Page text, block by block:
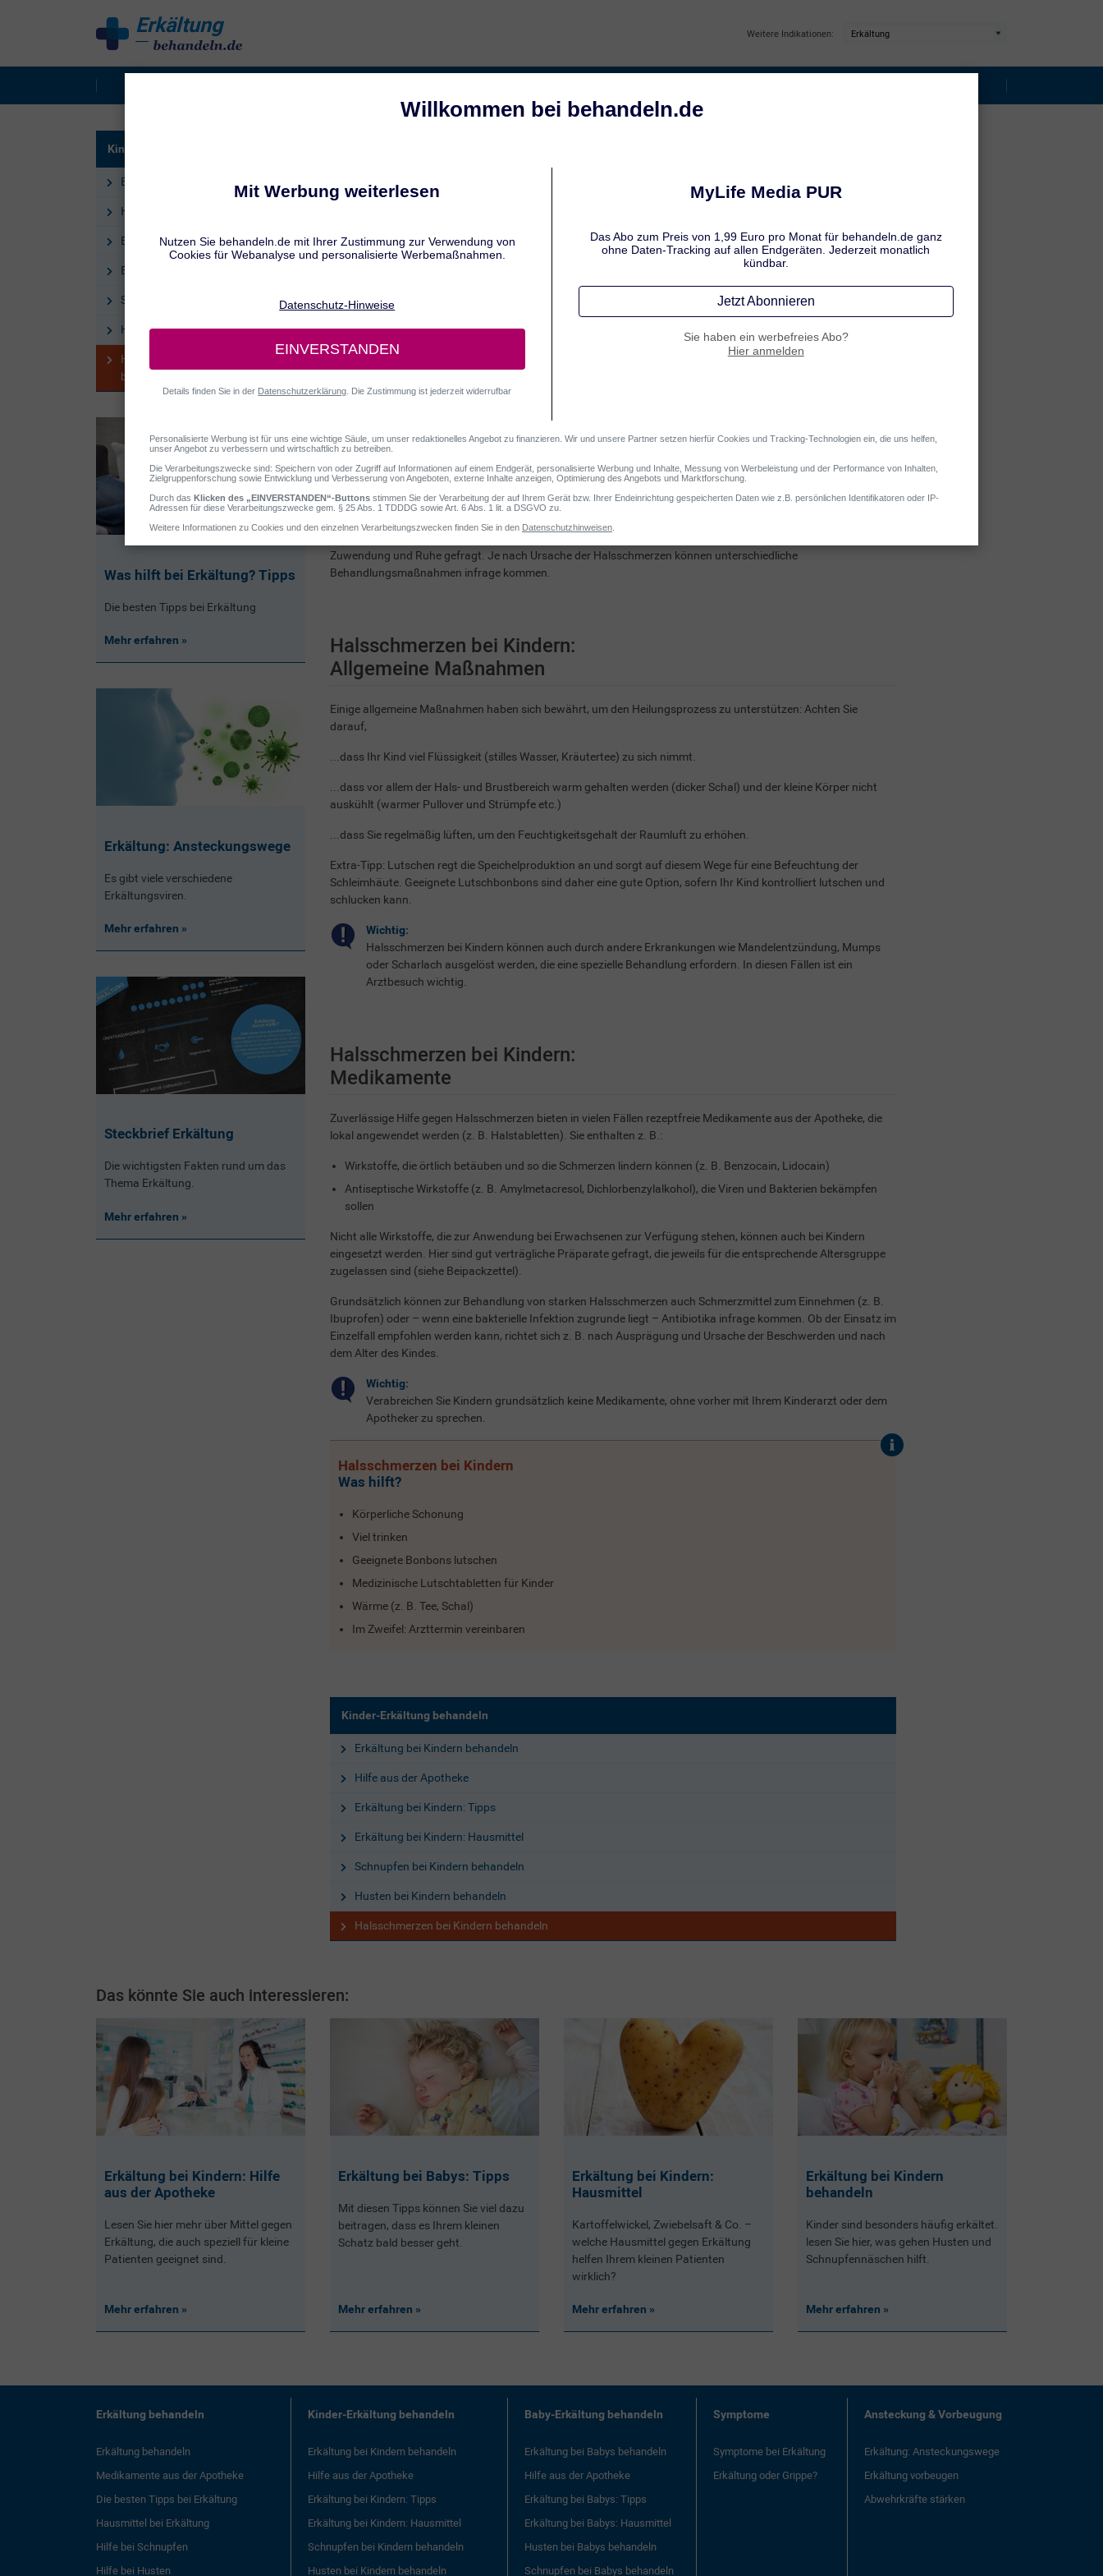
Erkältungbehandeln
Weitere Indikationen:
Halsschmerzen bei Kindern behandeln
Zuwendung und Ruhe gefragt. Je nach Ursache der Halsschmerzen können unterschiedliche
Behandlungsmaßnahmen infrage kommen.
Halsschmerzen bei Kindern:
Allgemeine Maßnahmen
Einige allgemeine Maßnahmen haben sich bewährt, um den Heilungsprozess zu unterstützen: Achten Sie
darauf,
...dass Ihr Kind viel Flüssigkeit (stilles Wasser, Kräutertee) zu sich nimmt.
...dass vor allem der Hals- und Brustbereich warm gehalten werden (dicker Schal) und der kleine Körper nicht
auskühlt (warmer Pullover und Strümpfe etc.)
...dass Sie regelmäßig lüften, um den Feuchtigkeitsgehalt der Raumluft zu erhöhen.
Extra-Tipp: Lutschen regt die Speichelproduktion an und sorgt auf diesem Wege für eine Befeuchtung der
Schleimhäute. Geeignete Lutschbonbons sind daher eine gute Option, sofern Ihr Kind kontrolliert lutschen und
schlucken kann.
Wichtig:
Halsschmerzen bei Kindern können auch durch andere Erkrankungen wie Mandelentzündung, Mumps
oder Scharlach ausgelöst werden, die eine spezielle Behandlung erfordern. In diesen Fällen ist ein
Arztbesuch wichtig.
Halsschmerzen bei Kindern:
Medikamente
Zuverlässige Hilfe gegen Halsschmerzen bieten in vielen Fällen rezeptfreie Medikamente aus der Apotheke, die
lokal angewendet werden (z. B. Halstabletten). Sie enthalten z. B.:
Wirkstoffe, die örtlich betäuben und so die Schmerzen lindern können (z. B. Benzocain, Lidocain)
Antiseptische Wirkstoffe (z. B. Amylmetacresol, Dichlorbenzylalkohol), die Viren und Bakterien bekämpfen
sollen
Nicht alle Wirkstoffe, die zur Anwendung bei Erwachsenen zur Verfügung stehen, können auch bei Kindern
eingesetzt werden. Hier sind gut verträgliche Präparate gefragt, die jeweils für die entsprechende Altersgruppe
zugelassen sind (siehe Beipackzettel).
Grundsätzlich können zur Behandlung von starken Halsschmerzen auch Schmerzmittel zum Einnehmen (z. B.
Ibuprofen) oder – wenn eine bakterielle Infektion zugrunde liegt – Antibiotika infrage kommen. Ob der Einsatz im
Einzelfall empfohlen werden kann, richtet sich z. B. nach Ausprägung und Ursache der Beschwerden und nach
dem Alter des Kindes.
Wichtig:
Verabreichen Sie Kindern grundsätzlich keine Medikamente, ohne vorher mit Ihrem Kinderarzt oder dem
Apotheker zu sprechen.
Halsschmerzen bei Kindern
Was hilft?
Körperliche Schonung
Viel trinken
Geeignete Bonbons lutschen
Medizinische Lutschtabletten für Kinder
Wärme (z. B. Tee, Schal)
Im Zweifel: Arzttermin vereinbaren
Kinder-Erkältung behandeln
Erkältung bei Kindern behandeln
Hilfe aus der Apotheke
Erkältung bei Kindern: Tipps
Erkältung bei Kindern: Hausmittel
Schnupfen bei Kindern behandeln
Husten bei Kindern behandeln
Halsschmerzen bei Kindern behandeln
Das könnte Sie auch interessieren:
Erkältung bei Kindern: Hilfe
aus der Apotheke
Lesen Sie hier mehr über Mittel gegen
Erkältung, die auch speziell für kleine
Patienten geeignet sind.
Mehr erfahren
Erkältung bei Babys: Tipps
Mit diesen Tipps können Sie viel dazu
beitragen, dass es Ihrem kleinen
Schatz bald besser geht.
Mehr erfahren
Erkältung bei Kindern:
Hausmittel
Kartoffelwickel, Zwiebelsaft & Co. –
welche Hausmittel gegen Erkältung
helfen Ihrem kleinen Patienten
wirklich?
Mehr erfahren
Erkältung bei Kindern
behandeln
Kinder sind besonders häufig erkältet.
lesen Sie hier, was gehen Husten und
Schnupfennäschen hilft.
Mehr erfahren
Kinder-Erkältung behandeln
Erkältung bei Kindern behandeln
Hilfe aus der Apotheke
Erkältung bei Kindern: Tipps
Erkältung bei Kindern: Hausmittel
Schnupfen bei Kindern behandeln
Husten bei Kindern behandeln
Halsschmerzen bei Kindern
behandeln
Was hilft bei Erkältung? Tipps
Die besten Tipps bei Erkältung
Mehr erfahren
Erkältung: Ansteckungswege
Es gibt viele verschiedene
Erkältungsviren.
Mehr erfahren
Steckbrief Erkältung
Die wichtigsten Fakten rund um das
Thema Erkältung.
Mehr erfahren
Erkältung behandeln
Erkältung behandeln
Medikamente aus der Apotheke
Die besten Tipps bei Erkältung
Hausmittel bei Erkältung
Hilfe bei Schnupfen
Hilfe bei Husten
Kinder-Erkältung behandeln
Erkältung bei Kindern behandeln
Hilfe aus der Apotheke
Erkältung bei Kindern: Tipps
Erkältung bei Kindern: Hausmittel
Schnupfen bei Kindern behandeln
Husten bei Kindern behandeln
Baby-Erkältung behandeln
Erkältung bei Babys behandeln
Hilfe aus der Apotheke
Erkältung bei Babys: Tipps
Erkältung bei Babys: Hausmittel
Husten bei Babys behandeln
Schnupfen bei Babys behandeln
Symptome
Symptome bei Erkältung
Erkältung oder Grippe?
Ansteckung & Vorbeugung
Erkältung: Ansteckungswege
Erkältung vorbeugen
Abwehrkräfte stärken